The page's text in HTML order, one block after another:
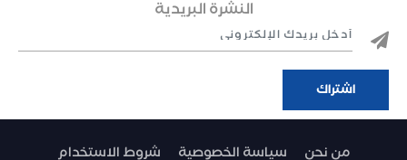
النشرة البريدية
من نحن سياسة الخصوصية شروط الاستخدام